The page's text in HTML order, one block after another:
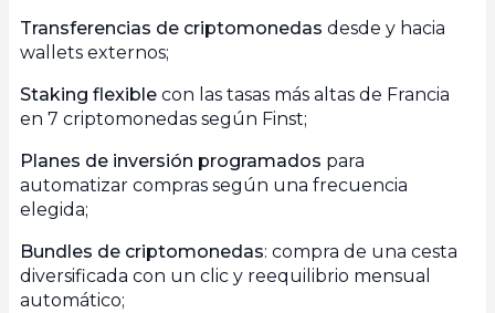
Transferencias de criptomonedas desde y hacia
wallets externos;
Staking flexible con las tasas más altas de Francia
en 7 criptomonedas según Finst;
Planes de inversión programados para
automatizar compras según una frecuencia
elegida;
Bundles de criptomonedas: compra de una cesta
diversificada con un clic y reequilibrio mensual
automático;